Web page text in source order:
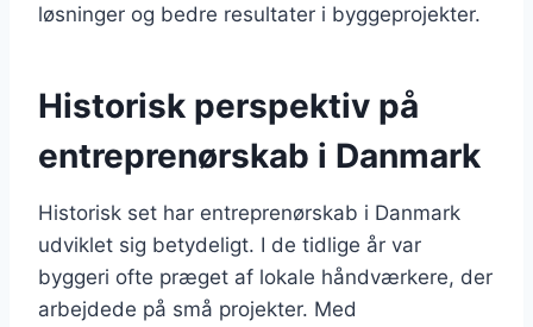
løsninger og bedre resultater i byggeprojekter.
Historisk perspektiv på
entreprenørskab i Danmark
Historisk set har entreprenørskab i Danmark
udviklet sig betydeligt. I de tidlige år var
byggeri ofte præget af lokale håndværkere, der
arbejdede på små projekter. Med